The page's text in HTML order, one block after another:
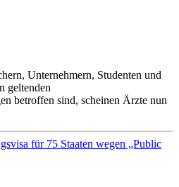
Unternehmern, Studenten und
geltenden
betroffen sind, scheinen Ärzte nun
für 75 Staaten wegen „Public